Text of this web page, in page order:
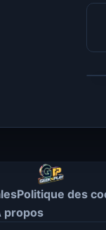
Politique des
propos